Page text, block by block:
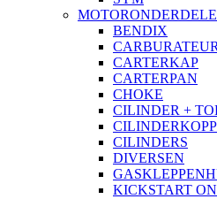
BENDIX
CARBURATEUR
CARTERKAP
CARTERPAN
CHOKE
CILINDER +
CILINDERS
DIVERSEN
KICKSTART